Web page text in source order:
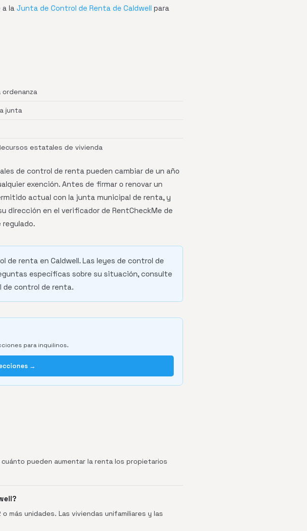
la Junta de Control de Renta de Caldwell para
junta
estatales de vivienda
de control de renta pueden cambiar de un año
exención. Antes de firmar o renovar un
actual con la junta municipal de renta, y
dirección en el verificador de RentCheckMe de
de renta en Caldwell. Las leyes de control de
específicas sobre su situación, consulte
de control de renta.
para inquilinos.
→
pueden aumentar la renta los propietarios
más unidades. Las viviendas unifamiliares y las